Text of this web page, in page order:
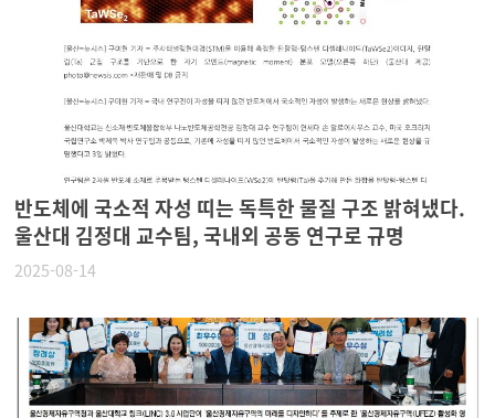
반도체에 국소적 자성 띠는 독특한 물질 구조 밝혀냈다.
울산대 김정대 교수팀, 국내외 공동 연구로 규명
2025-08-14